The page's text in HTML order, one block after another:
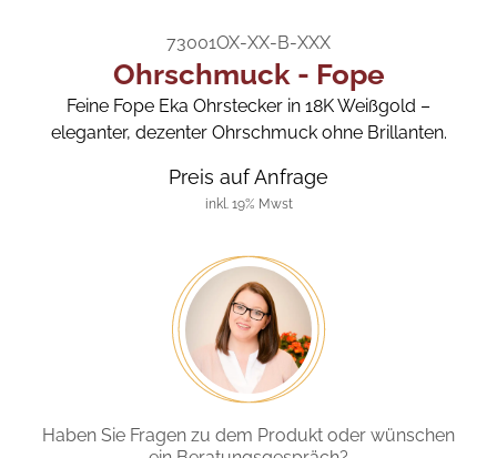
73001OX-XX-B-XXX
Ohrschmuck - Fope
Feine Fope Eka Ohrstecker in 18K Weißgold –
eleganter, dezenter Ohrschmuck ohne Brillanten.
Preis auf Anfrage
inkl. 19% Mwst
Haben Sie Fragen zu dem Produkt oder wünschen